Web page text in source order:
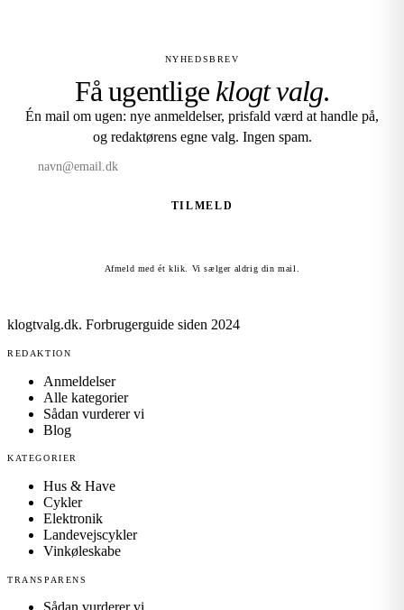
NYHEDSBREV
Få ugentlige klogt valg.
Én mail om ugen: nye anmeldelser, prisfald værd at handle på,
og redaktørens egne valg. Ingen spam.
TILMELD
Afmeld med ét klik. Vi sælger aldrig din mail.
klogtvalg.dk. Forbrugerguide siden 2024
REDAKTION
Anmeldelser
Alle kategorier
Sådan vurderer vi
Blog
KATEGORIER
Hus & Have
Cykler
Elektronik
Landevejscykler
Vinkøleskabe
TRANSPARENS